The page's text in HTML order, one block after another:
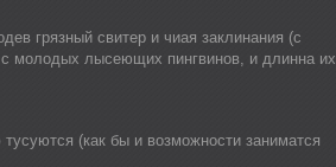
грязный свитер и чиая заклинания (с
с молодых лысеющих пингвинов, и длинна их
(как бы и возможности заниматся